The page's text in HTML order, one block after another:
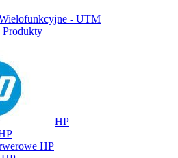
- UTM
Produkty
HP
HP